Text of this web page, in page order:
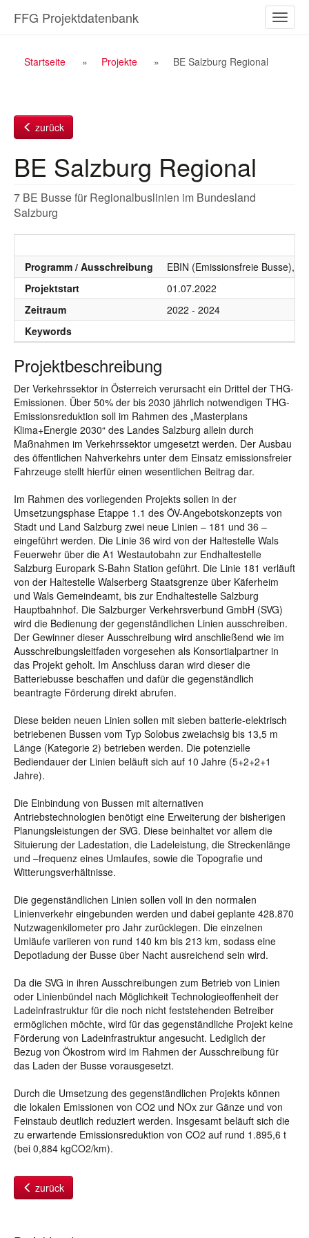
Inhalt
ein-/
FFG Projektdatenbank
Breadcrumb
Startseite Projekte BE Salzburg Regional
zurück
BE Salzburg Regional
7 BE Busse für Regionalbuslinien im Bundesland
Salzburg
Programm / Ausschreibung
EBIN (Emissionsfreie Busse),
Projektstart
01.07.2022
Zeitraum
2022 - 2024
Keywords
Projektbeschreibung
Der Verkehrssektor in Österreich verursacht ein Drittel der THG-
Emissionen. Über 50% der bis 2030 jährlich notwendigen THG-
Emissionsreduktion soll im Rahmen des „Masterplans
Klima+Energie 2030“ des Landes Salzburg allein durch
Maßnahmen im Verkehrssektor umgesetzt werden. Der Ausbau
des öffentlichen Nahverkehrs unter dem Einsatz emissionsfreier
Fahrzeuge stellt hierfür einen wesentlichen Beitrag dar.
Im Rahmen des vorliegenden Projekts sollen in der
Umsetzungsphase Etappe 1.1 des ÖV-Angebotskonzepts von
Stadt und Land Salzburg zwei neue Linien – 181 und 36 –
eingeführt werden. Die Linie 36 wird von der Haltestelle Wals
Feuerwehr über die A1 Westautobahn zur Endhaltestelle
Salzburg Europark S-Bahn Station geführt. Die Linie 181 verläuft
von der Haltestelle Walserberg Staatsgrenze über Käferheim
und Wals Gemeindeamt, bis zur Endhaltestelle Salzburg
Hauptbahnhof. Die Salzburger Verkehrsverbund GmbH (SVG)
wird die Bedienung der gegenständlichen Linien ausschreiben.
Der Gewinner dieser Ausschreibung wird anschließend wie im
Ausschreibungsleitfaden vorgesehen als Konsortialpartner in
das Projekt geholt. Im Anschluss daran wird dieser die
Batteriebusse beschaffen und dafür die gegenständlich
beantragte Förderung direkt abrufen.
Diese beiden neuen Linien sollen mit sieben batterie-elektrisch
betriebenen Bussen vom Typ Solobus zweiachsig bis 13,5 m
Länge (Kategorie 2) betrieben werden. Die potenzielle
Bediendauer der Linien beläuft sich auf 10 Jahre (5+2+2+1
Jahre).
Die Einbindung von Bussen mit alternativen
Antriebstechnologien benötigt eine Erweiterung der bisherigen
Planungsleistungen der SVG. Diese beinhaltet vor allem die
Situierung der Ladestation, die Ladeleistung, die Streckenlänge
und –frequenz eines Umlaufes, sowie die Topografie und
Witterungsverhältnisse.
Die gegenständlichen Linien sollen voll in den normalen
Linienverkehr eingebunden werden und dabei geplante 428.870
Nutzwagenkilometer pro Jahr zurücklegen. Die einzelnen
Umläufe variieren von rund 140 km bis 213 km, sodass eine
Depotladung der Busse über Nacht ausreichend sein wird.
Da die SVG in ihren Ausschreibungen zum Betrieb von Linien
oder Linienbündel nach Möglichkeit Technologieoffenheit der
Ladeinfrastruktur für die noch nicht feststehenden Betreiber
ermöglichen möchte, wird für das gegenständliche Projekt keine
Förderung von Ladeinfrastruktur angesucht. Lediglich der
Bezug von Ökostrom wird im Rahmen der Ausschreibung für
das Laden der Busse vorausgesetzt.
Durch die Umsetzung des gegenständlichen Projekts können
die lokalen Emissionen von CO2 und NOx zur Gänze und von
Feinstaub deutlich reduziert werden. Insgesamt beläuft sich die
zu erwartende Emissionsreduktion von CO2 auf rund 1.895,6 t
(bei 0,884 kgCO2/km).
zurück